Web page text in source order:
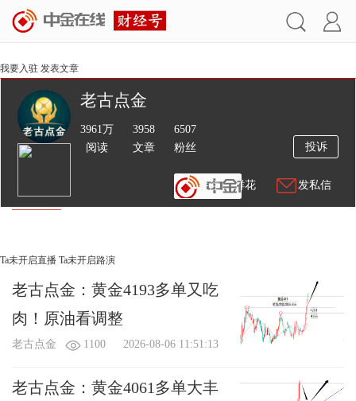
文章
我要入驻 发表文章
老古点金
投诉
3961万
阅读
送鲜花
3958
文章
发私信
6507
粉丝
Ta未开启直播 Ta未开启路演
老古点金：黄金4193多单又吃
肉！原油看调整
老古点金 1100 2026-08-06 11:51:13
老古点金：黄金4061多单大丰